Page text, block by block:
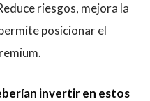
riesgos, mejora la
posicionar el
invertir en estos